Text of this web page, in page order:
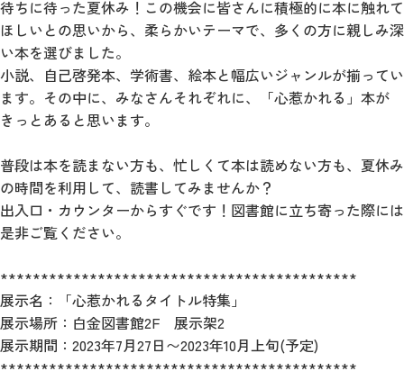
待ちに待った夏休み！この機会に皆さんに積極的に本に触れて
ほしいとの思いから、柔らかいテーマで、多くの方に親しみ深
い本を選びました。
小説、自己啓発本、学術書、絵本と幅広いジャンルが揃ってい
ます。その中に、みなさんそれぞれに、「心惹かれる」本が
きっとあると思います。
普段は本を読まない方も、忙しくて本は読めない方も、夏休み
の時間を利用して、読書してみませんか？
出入口・カウンターからすぐです！図書館に立ち寄った際には
是非ご覧ください。
********************************************
展示名：「心惹かれるタイトル特集」
展示場所：白金図書館2F 展示架2
展示期間：2023年7月27日〜2023年10月上旬(予定)
********************************************